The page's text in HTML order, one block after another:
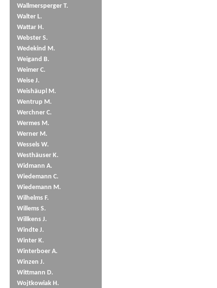
Wallmersperger T.
Walter L.
Wattar H.
Webster S.
Wedekind M.
Weigand B.
Weimer C.
Weise J.
Weishäupl M.
Wentrup M.
Werchner C.
Wermes M.
Werner M.
Wessels W.
Westhäuser K.
Widmann A.
Wiedemann C.
Wiedemann M.
Wilhelms F.
Willems S.
Willkens J.
Windte J.
Winter K.
Winterboer A.
Winzen J.
Wittmann D.
Wojtkowiak H.